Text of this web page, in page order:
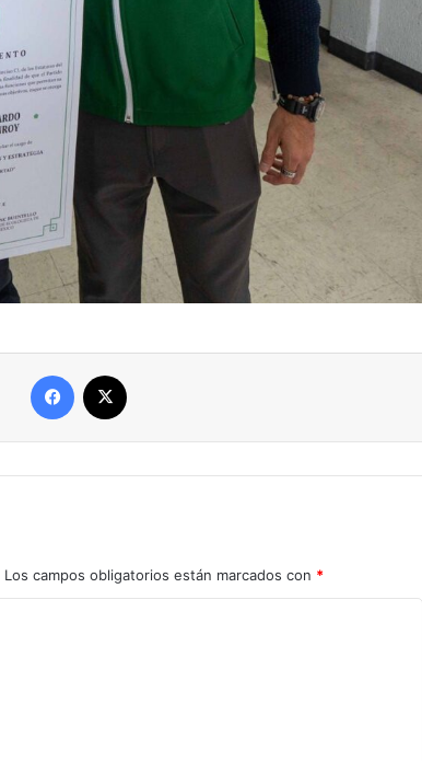
Facebook
Los campos obligatorios están marcados con *